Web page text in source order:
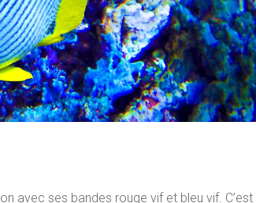
avec ses bandes rouge vif et bleu vif. C’est